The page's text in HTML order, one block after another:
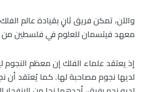
والآن، تمكن فريق ثانٍ بقيادة عالم
معهد فيتسمان للعلوم في فلسطين
إذ يعتقد علماء الفلك إن معظم النجوم